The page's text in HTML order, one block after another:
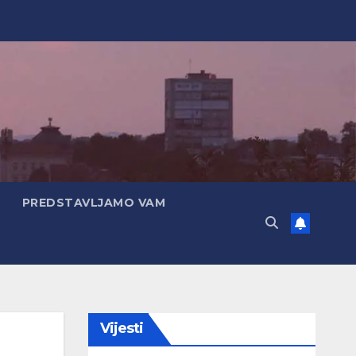
PREDSTAVLJAMO VAM
Vijesti